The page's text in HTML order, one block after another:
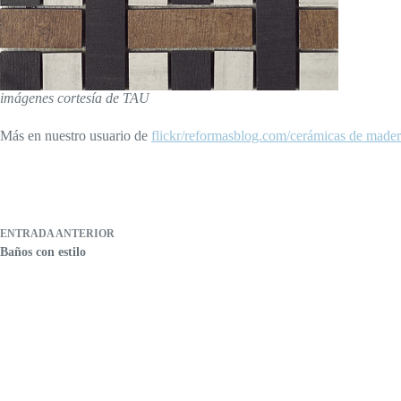
imágenes cortesía de TAU
Más en nuestro usuario de flickr/reformasblog.com/cerámicas de
ENTRADA ANTERIOR
Baños con estilo